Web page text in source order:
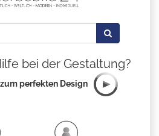
bei der Gestaltung?
perfekten Design